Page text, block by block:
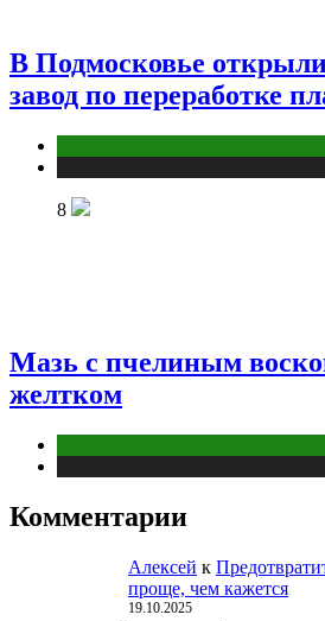
В Подмосковье
завод по переработке
8
Мазь с пчелиным
желтком
Комментарии
Алексей к
проще, чем кажется
19.10.2025